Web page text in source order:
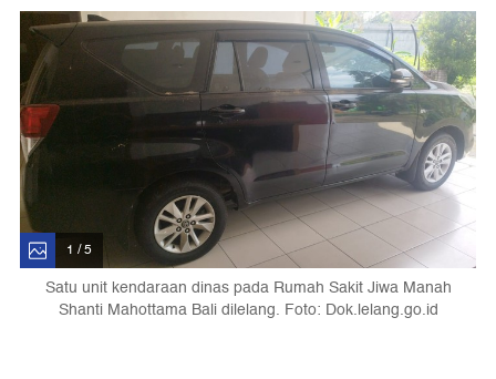
1 / 5
Satu unit kendaraan dinas pada Rumah Sakit Jiwa Manah
Shanti Mahottama Bali dilelang. Foto: Dok.lelang.go.id